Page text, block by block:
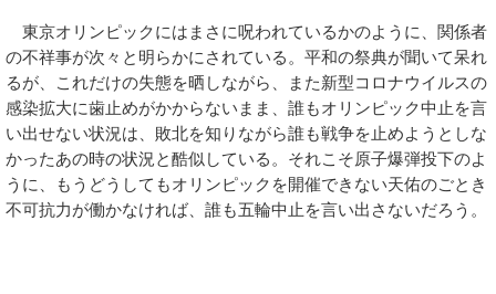
東京オリンピックにはまさに呪われているかのように、関係者
の不祥事が次々と明らかにされている。平和の祭典が聞いて呆れ
るが、これだけの失態を晒しながら、また新型コロナウイルスの
感染拡大に歯止めがかからないまま、誰もオリンピック中止を言
い出せない状況は、敗北を知りながら誰も戦争を止めようとしな
かったあの時の状況と酷似している。それこそ原子爆弾投下のよ
うに、もうどうしてもオリンピックを開催できない天佑のごとき
不可抗力が働かなければ、誰も五輪中止を言い出さないだろう。